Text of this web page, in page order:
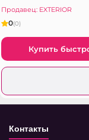
Продавец: EXTERIOR
0(0)
Купить
Контакты